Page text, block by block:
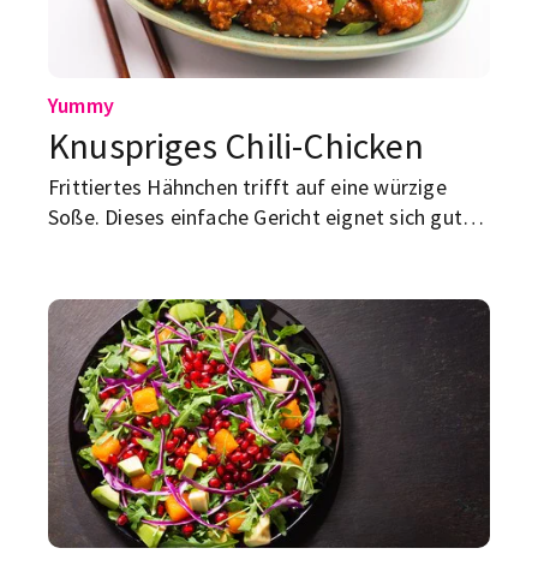
Yummy
Knuspriges Chili-Chicken
Frittiertes Hähnchen trifft auf eine würzige
Soße. Dieses einfache Gericht eignet sich gut